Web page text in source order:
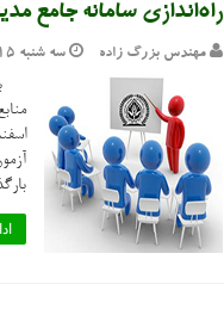
راه‌اندازی سامانه جامع
مهندس بزرگ زاده سه شنبه ۱۵ اسفند ۱۳۹۶